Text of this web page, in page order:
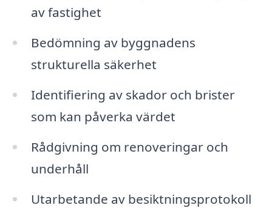
av fastighet
Bedömning av byggnadens
strukturella säkerhet
Identifiering av skador och brister
som kan påverka värdet
Rådgivning om renoveringar och
underhåll
Utarbetande av besiktningsprotokoll